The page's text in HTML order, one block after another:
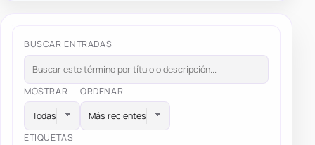
BUSCAR ENTRADAS
MOSTRAR ORDENAR
ETIQUETAS